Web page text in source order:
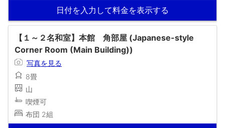
日付を入力して料金を表示する
【１～２名和室】本館 角部屋 (Japanese-style
Corner Room (Main Building))
写真を見る
8畳
山
喫煙可
布団 2組